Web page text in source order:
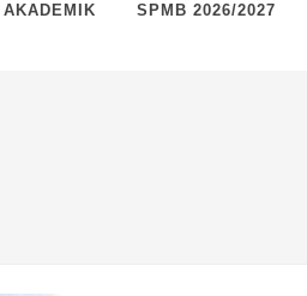
AKADEMIK SPMB 2026/2027